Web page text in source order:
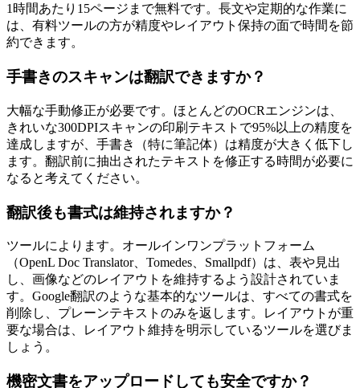
1時間あたり15ページまで無料です。長文や定期的な作業に
は、有料ツールの方が精度やレイアウト保持の面で時間を節
約できます。
手書きのスキャンは翻訳できますか？
大幅な手動修正が必要です。ほとんどのOCRエンジンは、
きれいな300DPIスキャンの印刷テキストで95%以上の精度を
達成しますが、手書き（特に筆記体）は精度が大きく低下し
ます。翻訳前に抽出されたテキストを修正する時間が必要に
なると考えてください。
翻訳後も書式は維持されますか？
ツールによります。オールインワンプラットフォーム
（OpenL Doc Translator、Tomedes、Smallpdf）は、表や見出
し、画像などのレイアウトを維持するよう設計されていま
す。Google翻訳のような基本的なツールは、すべての書式を
削除し、プレーンテキストのみを返します。レイアウトが重
要な場合は、レイアウト維持を明示しているツールを選びま
しょう。
機密文書をアップロードしても安全ですか？